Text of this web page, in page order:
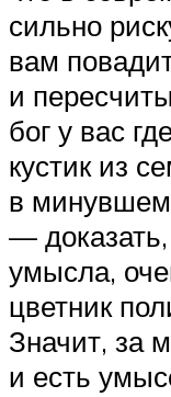
сильно
вам
и
бог у вас
кустик из
в минувшем
—
умысла,
цветник
Значит, за
и есть